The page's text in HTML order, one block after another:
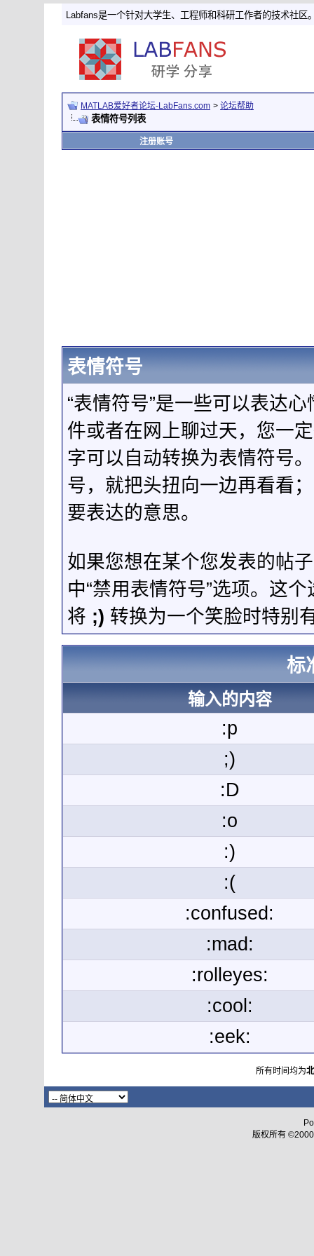
Labfans是一个针对大学生、工程师和科研工作者的技术社区
MATLAB爱好者论坛-LabFans.com > 论坛帮助
表情符号列表
注册账号
表情符号
“表情符号”是一些可以表达
件或者在网上聊过天，您一
字可以自动转换为表情符号
号，就把头扭向一边再看看
要表达的意思。
如果您想在某个您发表的帖
中“禁用表情符号”选项。这
将 ;) 转换为一个笑脸时特别
标
输入的内容
:p
;)
:D
:o
:)
:(
:confused:
:mad:
:rolleyes:
:cool:
:eek:
所有时间均为
版权所有